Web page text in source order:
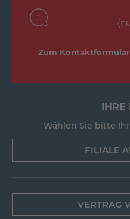
Zum Kontaktformular
IHRE
Wählen Sie bitte
FILIALE
VERTRAG